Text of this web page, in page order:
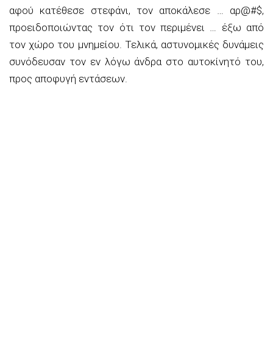
αφού κατέθεσε στεφάνι, τον αποκάλεσε … αρ@#$,
προειδοποιώντας τον ότι τον περιμένει … έξω από
τον χώρο του μνημείου. Τελικά, αστυνομικές δυνάμεις
συνόδευσαν τον εν λόγω άνδρα στο αυτοκίνητό του,
προς αποφυγή εντάσεων.